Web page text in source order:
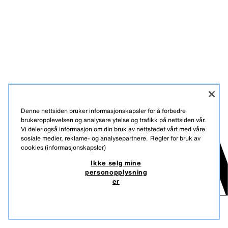
Denne nettsiden bruker informasjonskapsler for å forbedre
brukeropplevelsen og analysere ytelse og trafikk på nettsiden vår.
Vi deler også informasjon om din bruk av nettstedet vårt med våre
sosiale medier, reklame- og analysepartnere. Regler for bruk av
cookies (informasjonskapsler)
Ikke selg mine
personopplysning
er